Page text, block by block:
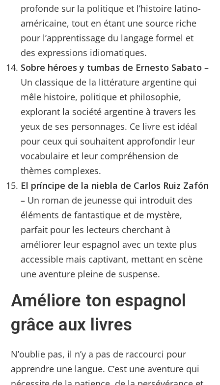
profonde sur la politique et l’histoire latino-
américaine, tout en étant une source riche
pour l’apprentissage du langage formel et
des expressions idiomatiques.
Sobre héroes y tumbas de Ernesto Sabato –
Un classique de la littérature argentine qui
mêle histoire, politique et philosophie,
explorant la société argentine à travers les
yeux de ses personnages. Ce livre est idéal
pour ceux qui souhaitent approfondir leur
vocabulaire et leur compréhension de
thèmes complexes.
El príncipe de la niebla de Carlos Ruiz Zafón
– Un roman de jeunesse qui introduit des
éléments de fantastique et de mystère,
parfait pour les lecteurs cherchant à
améliorer leur espagnol avec un texte plus
accessible mais captivant, mettant en scène
une aventure pleine de suspense.
Améliore ton espagnol
grâce aux livres
N’oublie pas, il n’y a pas de raccourci pour
apprendre une langue. C’est une aventure qui